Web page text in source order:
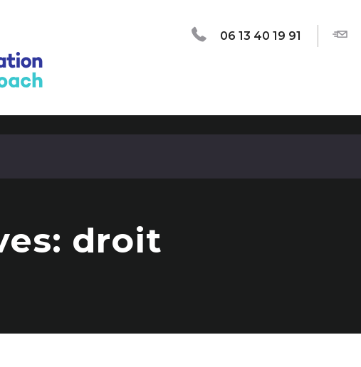
06 13 40 19 91
droit